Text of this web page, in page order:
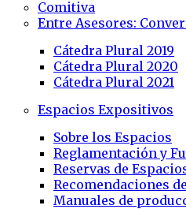
Comitiva
Entre Asesores:
Cátedra Plural 2019
Cátedra Plural 2020
Cátedra Plural 2021
Espacios Expositivos
Sobre los Espacios
Reglamentación y
Reservas de
Recomendaciones
Manuales de